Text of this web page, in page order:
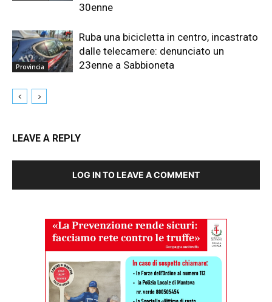
30enne
Provincia
Ruba una bicicletta in centro, incastrato
dalle telecamere: denunciato un
23enne a Sabbioneta
LEAVE A REPLY
LOG IN TO LEAVE A COMMENT